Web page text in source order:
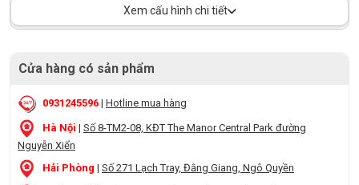
Xem cấu hình chi tiết
Cửa hàng có sản phẩm
0931245596 | Hotline mua hàng
Hà Nội | Số 8-TM2-08, KĐT The Manor Central Park đường
Nguyễn Xiển
Hải Phòng | Số 271 Lạch Tray, Đằng Giang, Ngô Quyền